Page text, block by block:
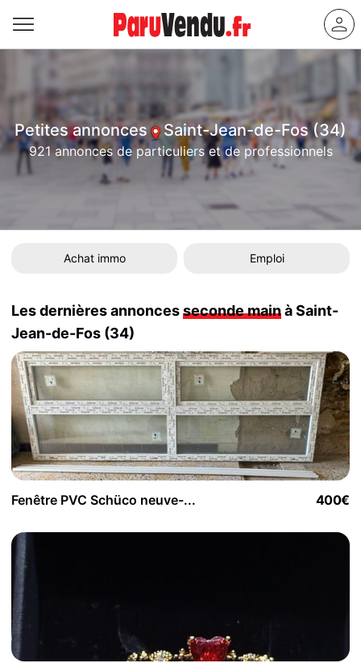
Petites annonces Saint-Jean-de-Fos (34)
921 annonces de particuliers et de professionnels
Achat immo Emploi
Les dernières annoncesseconde mainà Saint-
Jean-de-Fos (34)
Fenêtre PVC Schüco neuve-... 400€